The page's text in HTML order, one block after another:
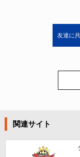
友達に
関連サイト